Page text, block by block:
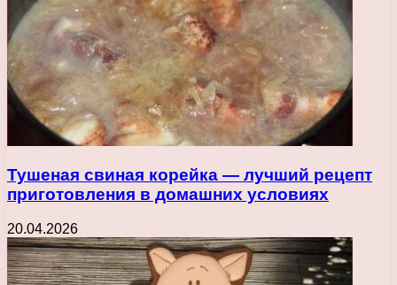
Тушеная свиная корейка — лучший рецепт
приготовления в домашних условиях
20.04.2026